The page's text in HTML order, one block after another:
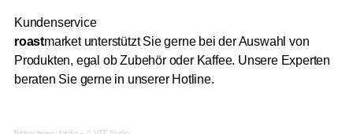
Kundenservice
roastmarket unterstützt Sie gerne bei der Auswahl von
Produkten, egal ob Zubehör oder Kaffee. Unsere Experten
beraten Sie gerne in unserer Hotline.